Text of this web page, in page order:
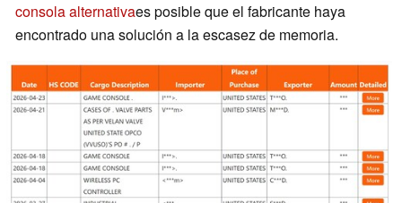
consola alternativaes posible que el fabricante haya
encontrado una solución a la escasez de memoria.